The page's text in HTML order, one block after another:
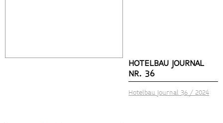
HOTELBAU JOURNAL
NR. 36
Hotelbau Journal 36 / 2024